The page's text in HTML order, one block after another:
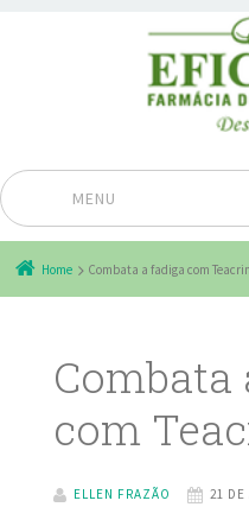
MENU
Pular para o conteúdo
Home Combata a fadiga com
Combata
com
ELLEN FRAZÃO
21 DE